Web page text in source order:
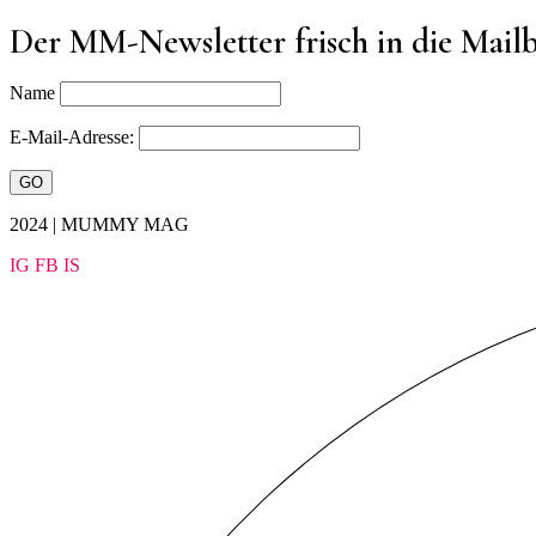
Der MM-Newsletter frisch in die
Name
E-Mail-Adresse:
2024 | MUMMY MAG
IG FB IS